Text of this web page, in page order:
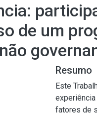
de um
Resumo
Este
fatores de